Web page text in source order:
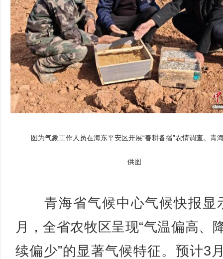
图为气象工作人员在海东平安区开展“春耕备播”农情调查。青
供图
青海省气候中心气候快报显
月，全省农牧区呈现“气温偏高、
续偏少”的显著气候特征。预计3